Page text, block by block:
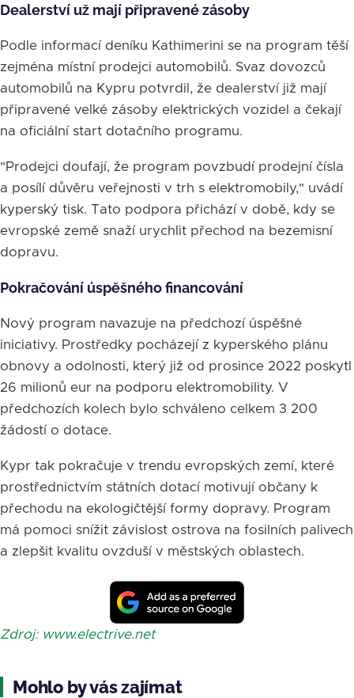
Dealerství už mají připravené zásoby
Podle informací deníku Kathimerini se na program těší
zejména místní prodejci automobilů. Svaz dovozců
automobilů na Kypru potvrdil, že dealerství již mají
připravené velké zásoby elektrických vozidel a čekají
na oficiální start dotačního programu.
"Prodejci doufají, že program povzbudí prodejní čísla
a posílí důvěru veřejnosti v trh s elektromobily," uvádí
kyperský tisk. Tato podpora přichází v době, kdy se
evropské země snaží urychlit přechod na bezemisní
dopravu.
Pokračování úspěšného financování
Nový program navazuje na předchozí úspěšné
iniciativy. Prostředky pocházejí z kyperského plánu
obnovy a odolnosti, který již od prosince 2022 poskytl
26 milionů eur na podporu elektromobility. V
předchozích kolech bylo schváleno celkem 3 200
žádostí o dotace.
Kypr tak pokračuje v trendu evropských zemí, které
prostřednictvím státních dotací motivují občany k
přechodu na ekologičtější formy dopravy. Program
má pomoci snížit závislost ostrova na fosilních palivech
a zlepšit kvalitu ovzduší v městských oblastech.
Zdroj: www.electrive.net
Mohlo by vás zajímat